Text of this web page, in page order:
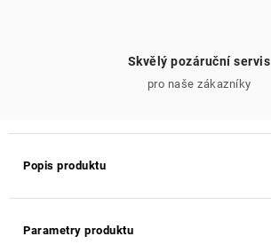
Skvělý pozáruční servis
pro naše zákazníky
Popis produktu
Parametry produktu